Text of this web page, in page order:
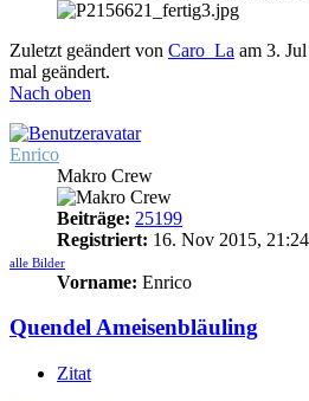
Zuletzt geändert von Caro_La am 3.
mal geändert.
Nach oben
Enrico
Makro Crew
Beiträge: 25199
Registriert: 16. Nov 2015, 21:24
alle Bilder
Vorname: Enrico
Quendel Ameisenbläuling
Zitat